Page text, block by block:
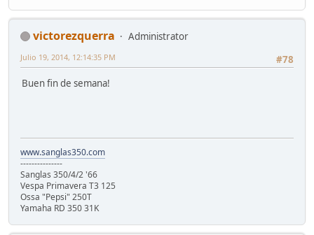
victorezquerra
Administrator
#78
Julio 19, 2014, 12:14:35 PM
Buen fin de semana!
www.sanglas350.com
---------------
Sanglas 350/4/2 '66
Vespa Primavera T3 125
Ossa "Pepsi" 250T
Yamaha RD 350 31K